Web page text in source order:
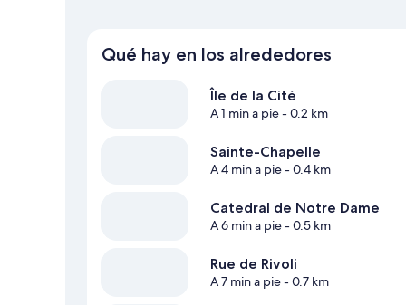
Qué hay en los alrededores
Île de la Cité
A 1 min a pie- 0.2 km
Sainte-Chapelle
A 4 min a pie- 0.4 km
Catedral de Notre Dame
A 6 min a pie- 0.5 km
Rue de Rivoli
A 7 min a pie- 0.7 km